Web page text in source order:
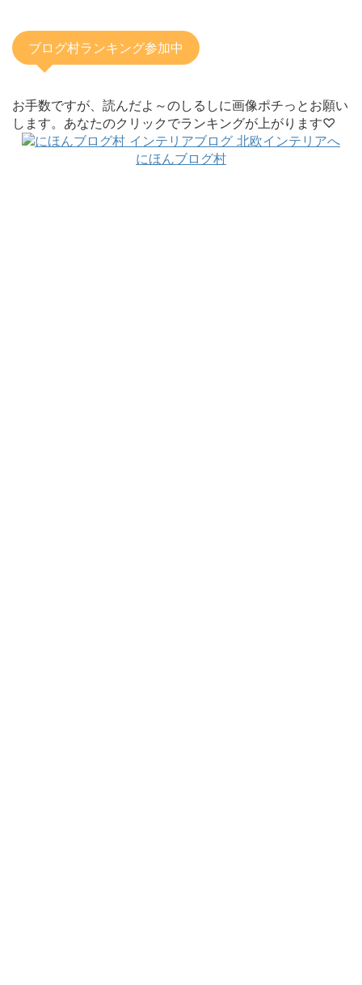
ブログ村ランキング参加中
お手数ですが、読んだよ～のしるしに画像ポチっとお願い
します。あなたのクリックでランキングが上がります♡
にほんブログ村